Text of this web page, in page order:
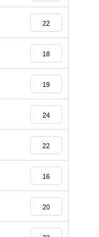
22
18
19
24
22
16
20